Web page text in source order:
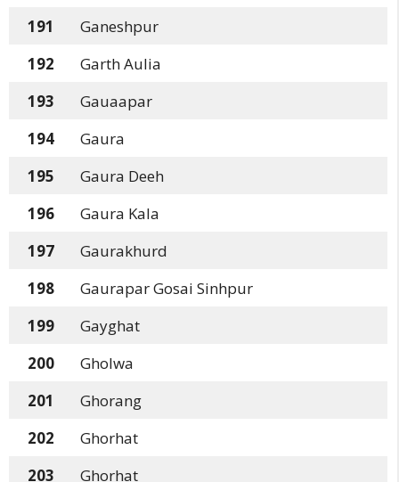
191
Ganeshpur
192
Garth Aulia
193
Gauaapar
194
Gaura
195
Gaura Deeh
196
Gaura Kala
197
Gaurakhurd
198
Gaurapar Gosai Sinhpur
199
Gayghat
200
Gholwa
201
Ghorang
202
Ghorhat
203
Ghorhat